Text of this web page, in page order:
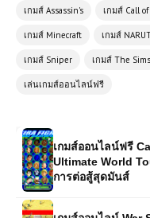
เกมส์ Assassin's เกมส์ Call
เกมส์ Minecraft เกมส์
เกมส์ Sniper เกมส์ The Sims
เล่นเกมส์ออนไลน์ฟรี
เกมส์ออนไลน์ฟรี
สนุกไม่รู้จบกับเก
เกมส์ออนไลน์ฟรี
เกมส์ออนไลน์ War
จำลองสงครามสุดส
พิชิตศัตรูในสมรภูมิเ